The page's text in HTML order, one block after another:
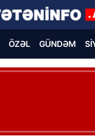
ÖZƏL GÜNDƏM